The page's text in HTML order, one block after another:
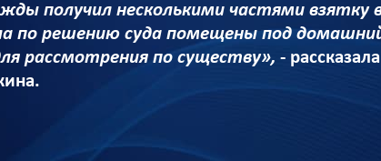
получил несколькими частями взятку
по решению суда помещены под
рассмотрения по существу», -